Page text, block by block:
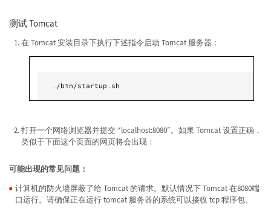
测试 Tomcat
在 Tomcat 安装目录下执行下述指令启动 Tomcat 服务器：
./bin/startup.sh
打开一个网络浏览器并提交 “localhost:8080”。如果 Tomcat 设置正确，
类似于下面这个页面的网页将会出现：
可能出现的常见问题：
计算机的防火墙屏蔽了给 Tomcat 的请求。默认情况下 Tomcat 在8080端
口运行。请确保正在运行 tomcat 服务器的系统可以接收 tcp 程序包。